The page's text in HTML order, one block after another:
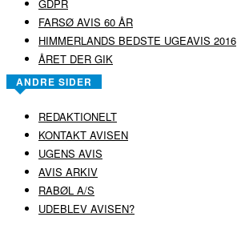
GDPR
FARSØ AVIS 60 ÅR
HIMMERLANDS BEDSTE UGEAVIS 2016
ÅRET DER GIK
ANDRE SIDER
REDAKTIONELT
KONTAKT AVISEN
UGENS AVIS
AVIS ARKIV
RABØL A/S
UDEBLEV AVISEN?